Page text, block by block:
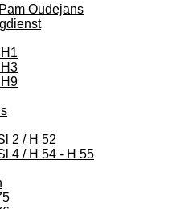
Oudejans
2 / H 52
4 / H 54 - H 55